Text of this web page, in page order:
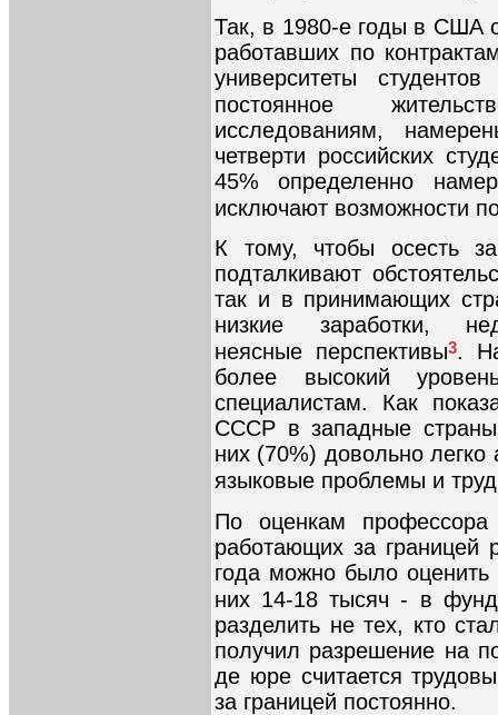
Так, в 1980-е годы в США
работавших по
университеты
постоянное
исследованиям,
четверти российских
45% определенно
исключают возможности
К тому, чтобы осесть
подталкивают
так и в принимающих
низкие заработки,
неясные перспективы3.
более высокий
специалистам. Как
СССР в западные
них (70%) довольно
языковые проблемы и
По оценкам
работающих за границей
года можно было
них 14-18 тысяч - в
разделить не тех, кто
получил разрешение на
де юре считается
за границей постоянно.